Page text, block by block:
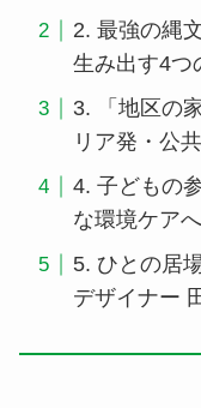
2. 最強の縄
生み出す4つ
3. 「地区の
リア発・公
4. 子どもの
な環境ケア
5. ひとの居
デザイナー